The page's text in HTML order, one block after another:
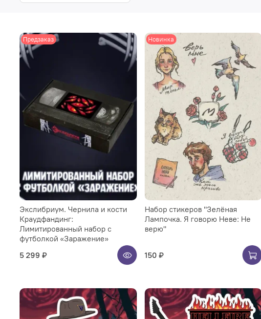
Предзаказ
Экслибриум. Чернила и кости
Краудфандинг:
Лимитированный набор с
футболкой «Заражение»
5 299 ₽
Новинка
Набор стикеров "Зелёная
Лампочка. Я говорю Неве: Не
верю"
150 ₽